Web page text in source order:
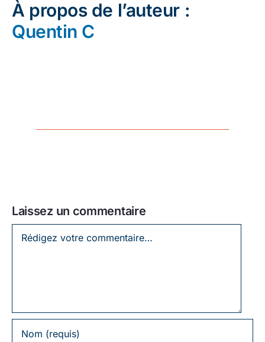
À propos de l’auteur :
Quentin C
Laissez un commentaire
Laissez